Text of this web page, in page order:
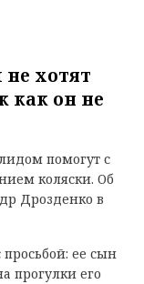
хотят
как он не
помогут с
коляски. Об
Дрозденко в
ее сын
прогулки его